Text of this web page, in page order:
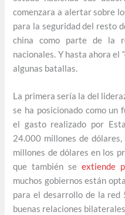
comenzara a alertar sobre
para la seguridad del resto
china como parte de la
nacionales. Y hasta ahora el
algunas batallas.
La primera sería la del
se ha posicionado como un
el gasto realizado por
24.000 millones de
millones de dólares en los
que también se extiende
muchos gobiernos están
para el desarrollo de la red
buenas relaciones